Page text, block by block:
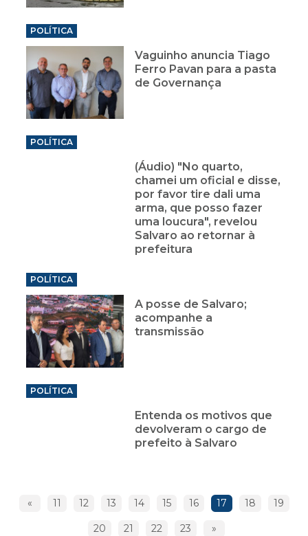
POLÍTICA
Vaguinho anuncia Tiago
Ferro Pavan para a pasta
de Governança
POLÍTICA
(Áudio) "No quarto,
chamei um oficial e disse,
por favor tire dali uma
arma, que posso fazer
uma loucura", revelou
Salvaro ao retornar à
prefeitura
POLÍTICA
A posse de Salvaro;
acompanhe a
transmissão
POLÍTICA
Entenda os motivos que
devolveram o cargo de
prefeito à Salvaro
« 11 12 13 14 15 16 17 18 19
20 21 22 23 »